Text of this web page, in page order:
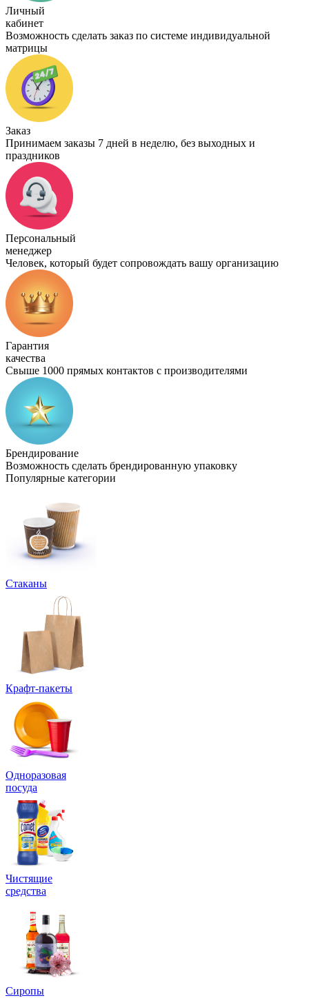
Личный
кабинет
Возможность сделать заказ по системе индивидуальной
матрицы
Заказ
Принимаем заказы 7 дней в неделю, без выходных и
праздников
Персональный
менеджер
Человек, который будет сопровождать вашу организацию
Гарантия
качества
Свыше 1000 прямых контактов с производителями
Брендирование
Возможность сделать брендированную упаковку
Популярные категории
Стаканы
Крафт-пакеты
Одноразовая
посуда
Чистящие
средства
Сиропы